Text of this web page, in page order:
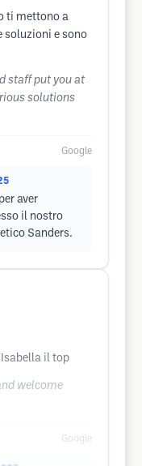
ti mettono a
soluzioni e sono
staff put you at
solutions
Google
aver
il nostro
Sanders.
Isabella il top
welcome
Google